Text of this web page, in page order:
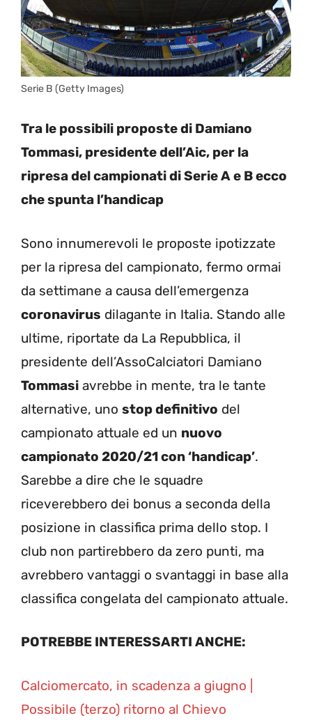
Serie B (Getty Images)
Tra le possibili proposte di Damiano
Tommasi, presidente dell’Aic, per la
ripresa del campionati di Serie A e B ecco
che spunta l’handicap
Sono innumerevoli le proposte ipotizzate
per la ripresa del campionato, fermo ormai
da settimane a causa dell’emergenza
coronavirus dilagante in Italia. Stando alle
ultime, riportate da La Repubblica, il
presidente dell’AssoCalciatori Damiano
Tommasi avrebbe in mente, tra le tante
alternative, uno stop definitivo del
campionato attuale ed un nuovo
campionato 2020/21 con ‘handicap’.
Sarebbe a dire che le squadre
riceverebbero dei bonus a seconda della
posizione in classifica prima dello stop. I
club non partirebbero da zero punti, ma
avrebbero vantaggi o svantaggi in base alla
classifica congelata del campionato attuale.
POTREBBE INTERESSARTI ANCHE:
Calciomercato, in scadenza a giugno |
Possibile (terzo) ritorno al Chievo